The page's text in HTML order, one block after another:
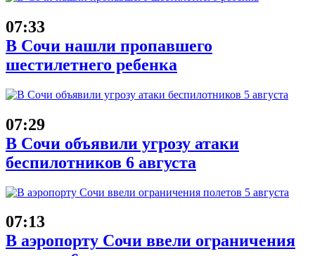
07:33
В Сочи нашли пропавшего
шестилетнего ребенка
07:29
В Сочи объявили угрозу атаки
беспилотников 6 августа
07:13
В аэропорту Сочи ввели ограничения